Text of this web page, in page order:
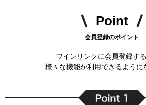
Point
会員登録のポイント
ワインリンクに会員登録す
様々な機能が利用できるように